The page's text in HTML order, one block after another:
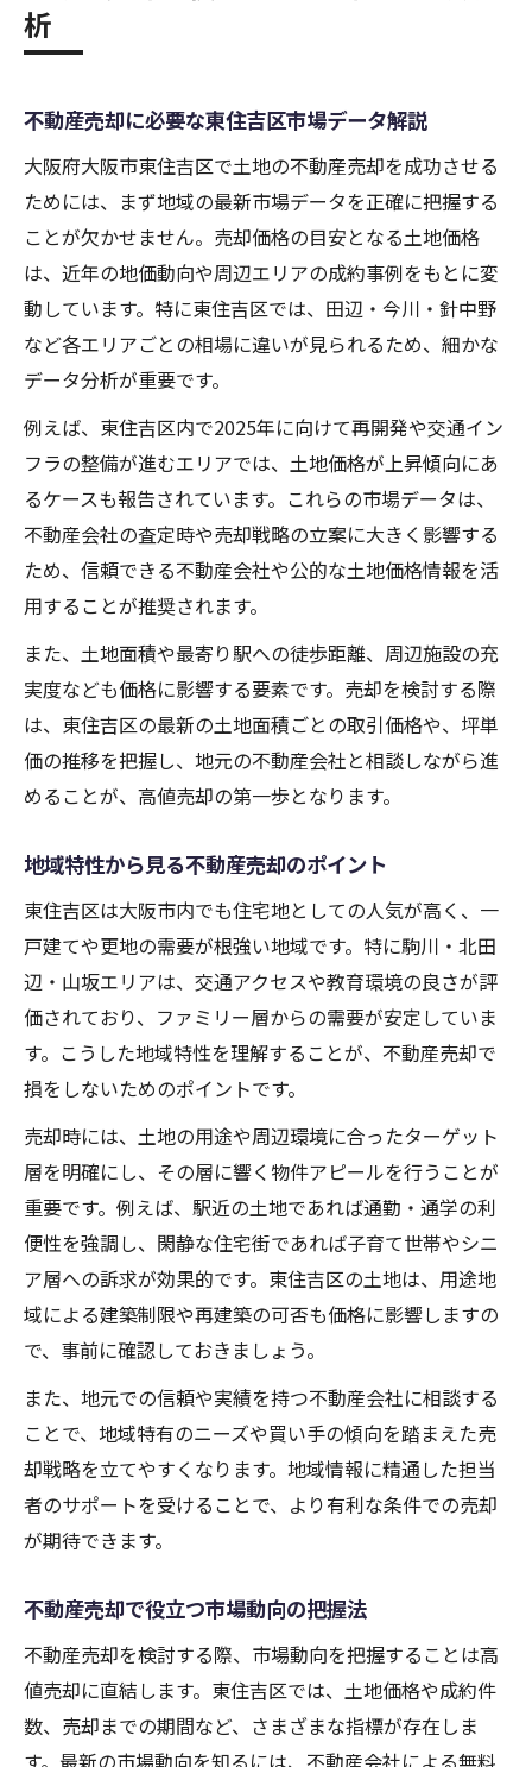
析
不動産売却に必要な東住吉区市場データ解説
大阪府大阪市東住吉区で土地の不動産売却を成功させる
ためには、まず地域の最新市場データを正確に把握する
ことが欠かせません。売却価格の目安となる土地価格
は、近年の地価動向や周辺エリアの成約事例をもとに変
動しています。特に東住吉区では、田辺・今川・針中野
など各エリアごとの相場に違いが見られるため、細かな
データ分析が重要です。
例えば、東住吉区内で2025年に向けて再開発や交通イン
フラの整備が進むエリアでは、土地価格が上昇傾向にあ
るケースも報告されています。これらの市場データは、
不動産会社の査定時や売却戦略の立案に大きく影響する
ため、信頼できる不動産会社や公的な土地価格情報を活
用することが推奨されます。
また、土地面積や最寄り駅への徒歩距離、周辺施設の充
実度なども価格に影響する要素です。売却を検討する際
は、東住吉区の最新の土地面積ごとの取引価格や、坪単
価の推移を把握し、地元の不動産会社と相談しながら進
めることが、高値売却の第一歩となります。
地域特性から見る不動産売却のポイント
東住吉区は大阪市内でも住宅地としての人気が高く、一
戸建てや更地の需要が根強い地域です。特に駒川・北田
辺・山坂エリアは、交通アクセスや教育環境の良さが評
価されており、ファミリー層からの需要が安定していま
す。こうした地域特性を理解することが、不動産売却で
損をしないためのポイントです。
売却時には、土地の用途や周辺環境に合ったターゲット
層を明確にし、その層に響く物件アピールを行うことが
重要です。例えば、駅近の土地であれば通勤・通学の利
便性を強調し、閑静な住宅街であれば子育て世帯やシニ
ア層への訴求が効果的です。東住吉区の土地は、用途地
域による建築制限や再建築の可否も価格に影響しますの
で、事前に確認しておきましょう。
また、地元での信頼や実績を持つ不動産会社に相談する
ことで、地域特有のニーズや買い手の傾向を踏まえた売
却戦略を立てやすくなります。地域情報に精通した担当
者のサポートを受けることで、より有利な条件での売却
が期待できます。
不動産売却で役立つ市場動向の把握法
不動産売却を検討する際、市場動向を把握することは高
値売却に直結します。東住吉区では、土地価格や成約件
数、売却までの期間など、さまざまな指標が存在しま